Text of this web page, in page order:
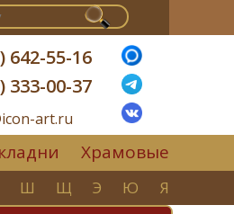
642-55-16
333-00-37
art.ru
Храмовые
Ш Щ Э Ю Я